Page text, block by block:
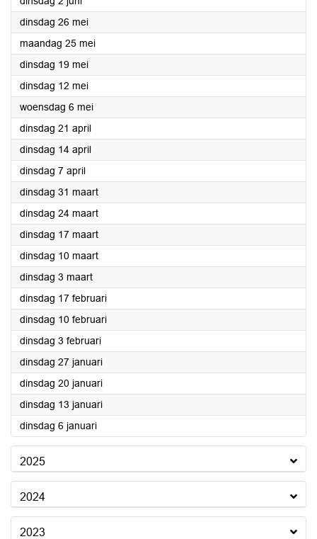
dinsdag 26 mei2026
maandag 25 mei2026
dinsdag 19 mei2026
dinsdag 12 mei2026
woensdag 6 mei2026
dinsdag 21 april2026
dinsdag 14 april2026
dinsdag 7 april2026
dinsdag 31 maart2026
dinsdag 24 maart2026
dinsdag 17 maart2026
dinsdag 10 maart2026
dinsdag 3 maart2026
dinsdag 17 februari2026
dinsdag 10 februari2026
dinsdag 3 februari2026
dinsdag 27 januari2026
dinsdag 20 januari2026
dinsdag 13 januari2026
dinsdag 6 januari2026
2025
2024
2023